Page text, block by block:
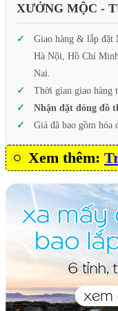
XƯỞNG MỘC -
Giao hàng & lắp đặt
Hà Nội, Hồ Chí
Nai.
Thời gian giao hàng
Nhận đặt đóng đồ
Giá đã bao gồm
Xem thêm: